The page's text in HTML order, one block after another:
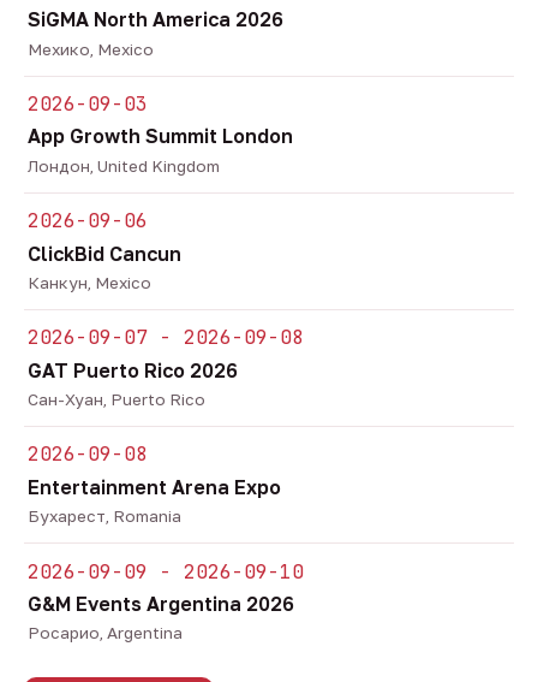
SiGMA North America 2026
Мехико, Mexico
2026-09-03
App Growth Summit London
Лондон, United Kingdom
2026-09-06
ClickBid Cancun
Канкун, Mexico
2026-09-07 - 2026-09-08
GAT Puerto Rico 2026
Сан-Хуан, Puerto Rico
2026-09-08
Entertainment Arena Expo
Бухарест, Romania
2026-09-09 - 2026-09-10
G&M Events Argentina 2026
Росарио, Argentina